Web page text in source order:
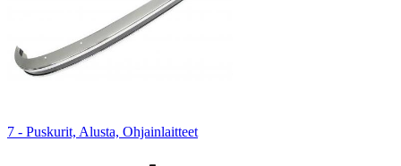
7 - Puskurit, Alusta, Ohjainlaitteet